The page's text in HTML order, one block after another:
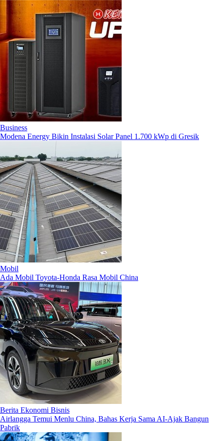
Business
Modena Energy Bikin Instalasi Solar Panel 1.700 kWp di Gresik
Mobil
Ada Mobil Toyota-Honda Rasa Mobil China
Berita Ekonomi Bisnis
Airlangga Temui Menlu China, Bahas Kerja Sama AI-Ajak Bangun
Pabrik